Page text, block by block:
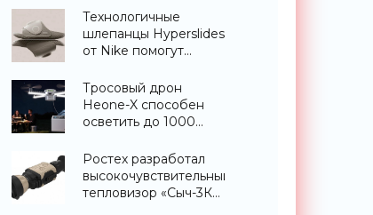
«Гаджеты»
Технологичные
шлепанцы Hyperslides
от Nike помогут
ноги после
тренировки -
«Гаджеты»
Тросовый дрон
Heone-X способен
осветить до 1000
земли -
«Беспилотники»
Ростех разработал
высокочувствительный
тепловизор «Сыч-3К»